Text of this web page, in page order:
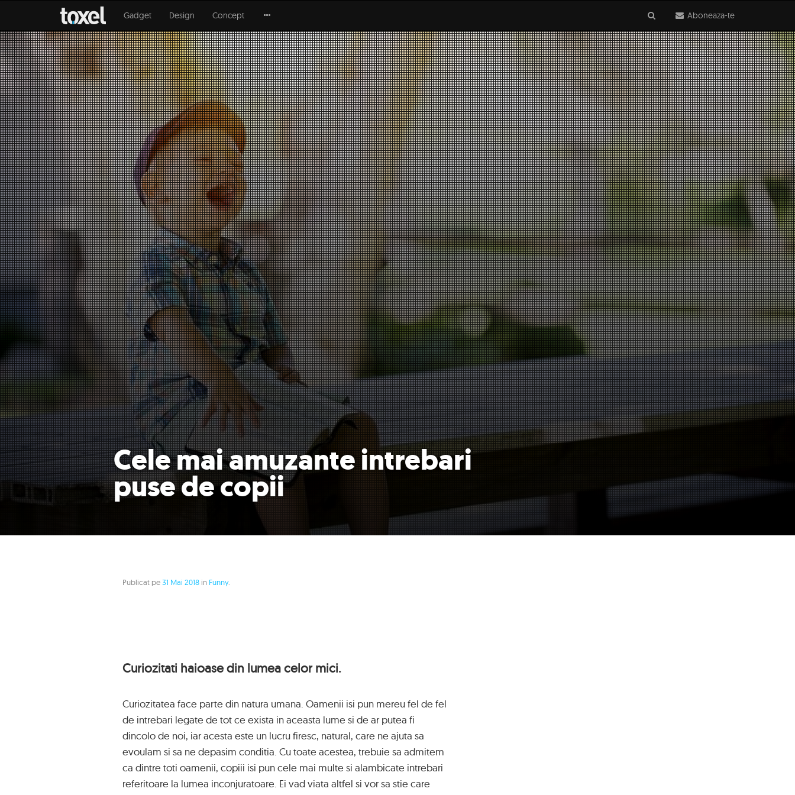
Aboneaza-te
Gadget Design Concept
Cele mai amuzante intrebari
puse de copii
Publicat pe31 Mai 2018 in Funny.
Curiozitati haioase din lumea celor mici.
Curiozitatea face parte din natura umana. Oamenii isi pun mereu fel de fel
de intrebari legate de tot ce exista in aceasta lume si de ar putea fi
dincolo de noi, iar acesta este un lucru firesc, natural, care ne ajuta sa
evoulam si sa ne depasim conditia. Cu toate acestea, trebuie sa admitem
ca dintre toti oamenii, copiii isi pun cele mai multe si alambicate intrebari
referitoare la lumea inconjuratoare. Ei vad viata altfel si vor sa stie care